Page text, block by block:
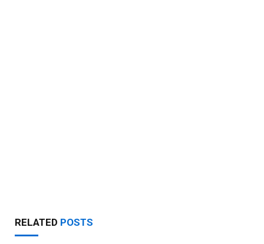
RELATED POSTS